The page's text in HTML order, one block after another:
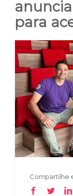
para
View
Larger
Image
Compartilhe
Facebook
Twitter